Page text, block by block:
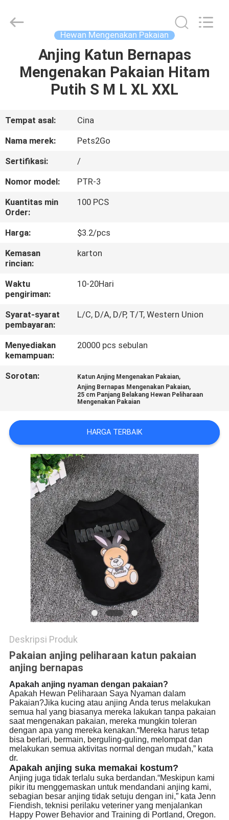
RUMAH
PRODUK
TENTANG
KAMI
TUR
PABRIK
HUBUNGI
KAMI
PERMINTAAN
PENAWARAN
BLOG/NEWS
SITEMAP
Pets2Go
Trading
Hewan Mengenakan Pakaian
Anjing Katun Bernapas
Mengenakan Pakaian Hitam
Putih S M L XL XXL
Tempat asal:
Cina
Nama merek:
Pets2Go
Sertifikasi:
/
Nomor model:
PTR-3
Kuantitas min
Order:
100 PCS
Harga:
$3.2/pcs
Kemasan
rincian:
karton
Waktu
pengiriman:
10-20Hari
Syarat-syarat
pembayaran:
L/C, D/A, D/P, T/T, Western Union
Menyediakan
kemampuan:
20000 pcs sebulan
Sorotan: Katun Anjing Mengenakan Pakaian,
Anjing Bernapas Mengenakan Pakaian,
25 cm Panjang Belakang Hewan Peliharaan
Mengenakan Pakaian
HARGA TERBAIK
Deskripsi Produk
Pakaian anjing peliharaan katun pakaian
anjing bernapas
Apakah anjing nyaman dengan pakaian?
Apakah Hewan Peliharaan Saya Nyaman dalam
Pakaian?Jika kucing atau anjing Anda terus melakukan
semua hal yang biasanya mereka lakukan tanpa pakaian
saat mengenakan pakaian, mereka mungkin toleran
dengan apa yang mereka kenakan.“Mereka harus tetap
bisa berlari, bermain, berguling-guling, melompat dan
melakukan semua aktivitas normal dengan mudah,” kata
dr.
Apakah anjing suka memakai kostum?
Anjing juga tidak terlalu suka berdandan.“Meskipun kami
pikir itu menggemaskan untuk mendandani anjing kami,
sebagian besar anjing tidak setuju dengan ini,” kata Jenn
Fiendish, teknisi perilaku veteriner yang menjalankan
Happy Power Behavior and Training di Portland, Oregon.